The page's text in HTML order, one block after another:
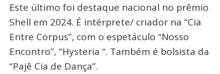
Este último foi destaque nacional no prêmio
Shell em 2024. É intérprete/ criador na “Cia
Entre Corpus”, com o espetáculo “Nosso
Encontro”, “Hysteria “. Também é bolsista da
“Pajê Cia de Dança”.